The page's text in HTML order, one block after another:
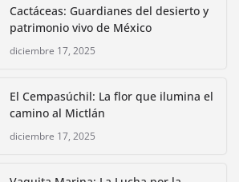
Cactáceas: Guardianes del desierto y
patrimonio vivo de México
diciembre 17, 2025
El Cempasúchil: La flor que ilumina el
camino al Mictlán
diciembre 17, 2025